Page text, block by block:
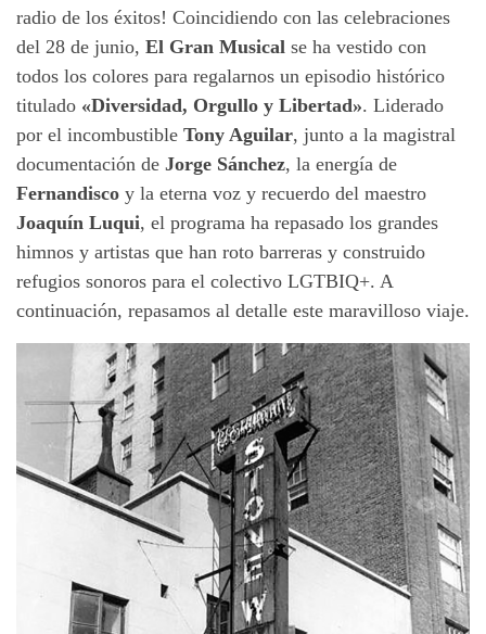
radio de los éxitos! Coincidiendo con las celebraciones
del 28 de junio, El Gran Musical se ha vestido con
todos los colores para regalarnos un episodio histórico
titulado «Diversidad, Orgullo y Libertad». Liderado
por el incombustible Tony Aguilar, junto a la magistral
documentación de Jorge Sánchez, la energía de
Fernandisco y la eterna voz y recuerdo del maestro
Joaquín Luqui, el programa ha repasado los grandes
himnos y artistas que han roto barreras y construido
refugios sonoros para el colectivo LGTBIQ+. A
continuación, repasamos al detalle este maravilloso viaje.